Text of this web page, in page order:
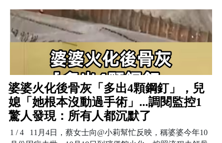
婆婆火化後骨灰「多出4顆鋼釘」，兒
媳「她根本沒動過手術」...調閱監控1
驚人發現：所有人都沉默了
1 / 4 11月4日，蔡女士向@小莉幫忙反映，稱婆婆今年10